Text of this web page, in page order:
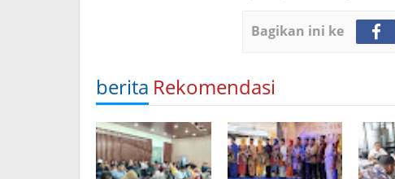
Bagikan ini ke
berita Rekomendasi